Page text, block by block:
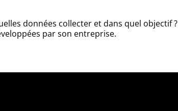
données collecter et dans quel objectif ?
par son entreprise.